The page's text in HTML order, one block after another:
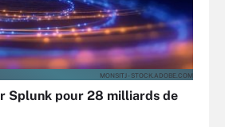
MONSITJ - STOCK.ADOBE.COM
Splunk pour 28 milliards de